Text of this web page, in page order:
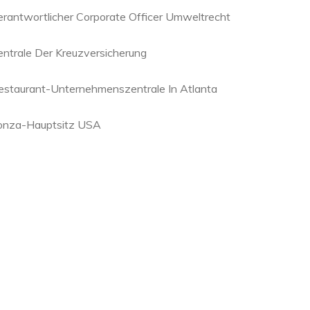
Corporate Officer Umweltrecht
Der Kreuzversicherung
Unternehmenszentrale In Atlanta
Hauptsitz USA